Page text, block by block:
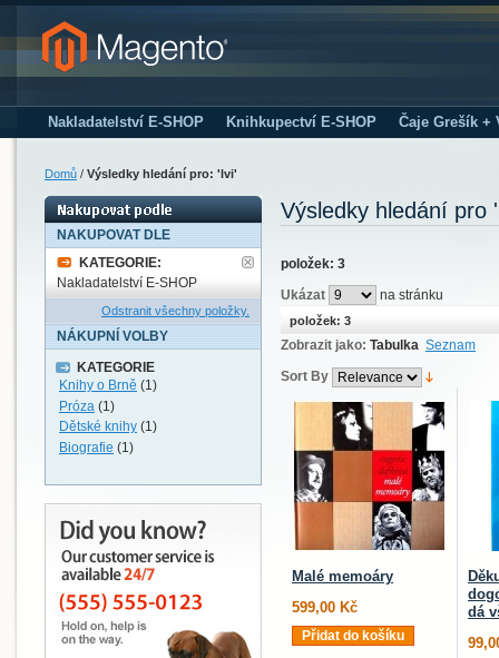
Nakladatelství E-SHOP Knihkupectví E-SHOP Čaje Grešík +
Domů / Výsledky hledání pro: 'lvi'
NAKUPOVAT DLE
KATEGORIE:
Nakladatelství E-SHOP
Odstranit všechny položky.
NÁKUPNÍ VOLBY
KATEGORIE
Knihy o Brně (1)
Próza (1)
Dětské knihy (1)
Biografie (1)
Výsledky hledání pro
položek: 3
Ukázat
na stránku
položek: 3
Zobrazit jako: Tabulka Seznam
Sort By
Malé memoáry
599,00 Kč
Přidat do košíku
dá